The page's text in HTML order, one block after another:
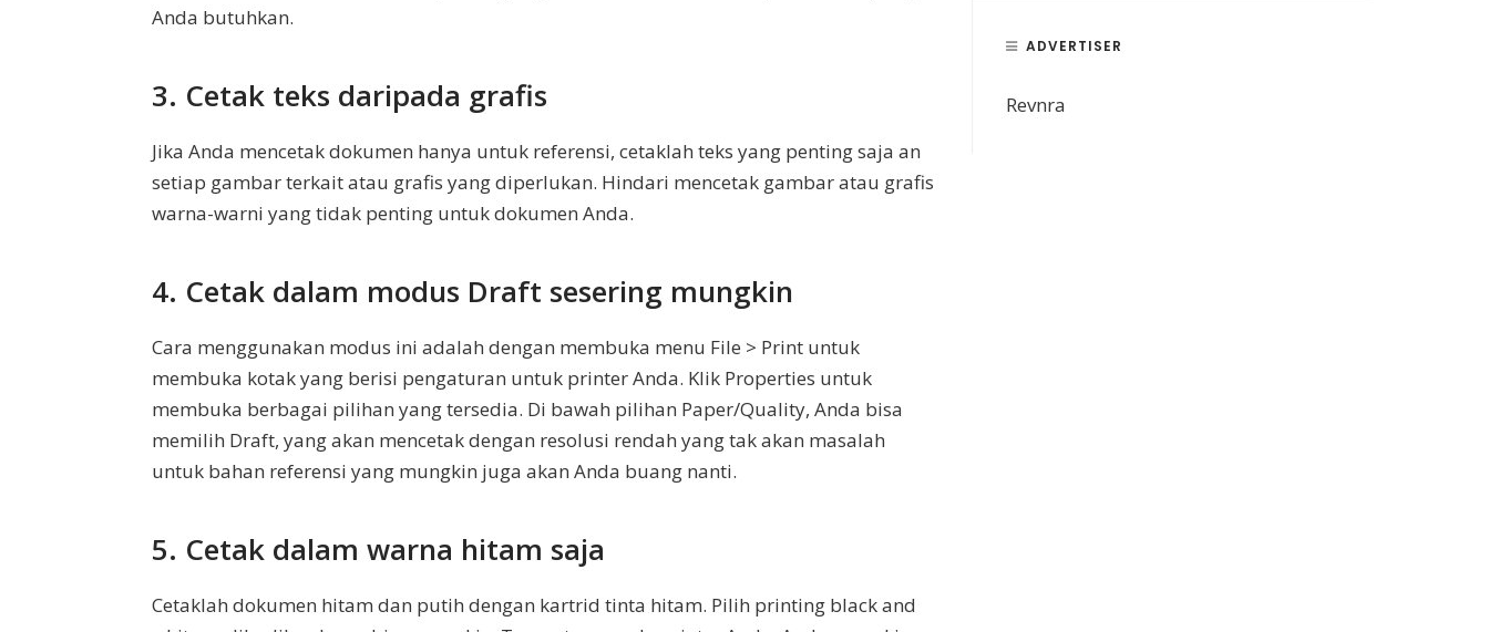
Anda butuhkan.
3. Cetak teks daripada grafis
Jika Anda mencetak dokumen hanya untuk referensi, cetaklah teks yang penting saja an
setiap gambar terkait atau grafis yang diperlukan. Hindari mencetak gambar atau grafis
warna-warni yang tidak penting untuk dokumen Anda.
4. Cetak dalam modus Draft sesering mungkin
Cara menggunakan modus ini adalah dengan membuka menu File > Print untuk
membuka kotak yang berisi pengaturan untuk printer Anda. Klik Properties untuk
membuka berbagai pilihan yang tersedia. Di bawah pilihan Paper/Quality, Anda bisa
memilih Draft, yang akan mencetak dengan resolusi rendah yang tak akan masalah
untuk bahan referensi yang mungkin juga akan Anda buang nanti.
5. Cetak dalam warna hitam saja
Cetaklah dokumen hitam dan putih dengan kartrid tinta hitam. Pilih printing black and
ADVERTISER
Revnra